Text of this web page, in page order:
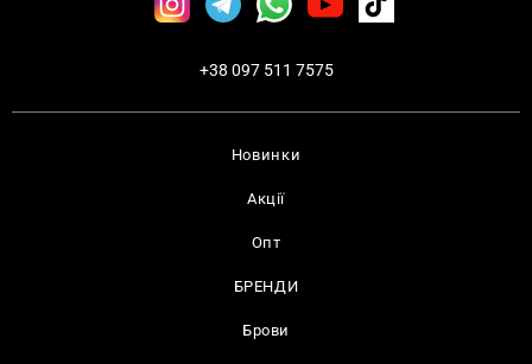
Новинки
Акції
Опт
БРЕНДИ
Брови
+38 097 511 7575